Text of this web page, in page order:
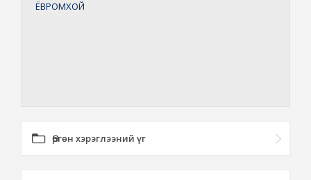
ЁВРОМХОЙ
Өргөн хэрэглээний үг